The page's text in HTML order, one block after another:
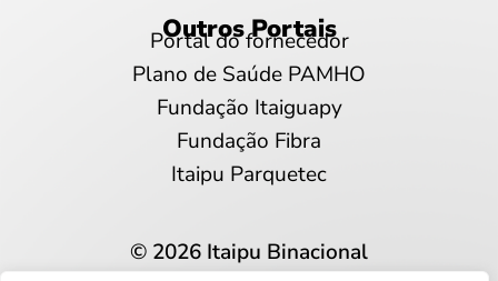
Outros Portais
Portal do fornecedor
Plano de Saúde PAMHO
Fundação Itaiguapy
Fundação Fibra
Itaipu Parquetec
© 2026 Itaipu Binacional